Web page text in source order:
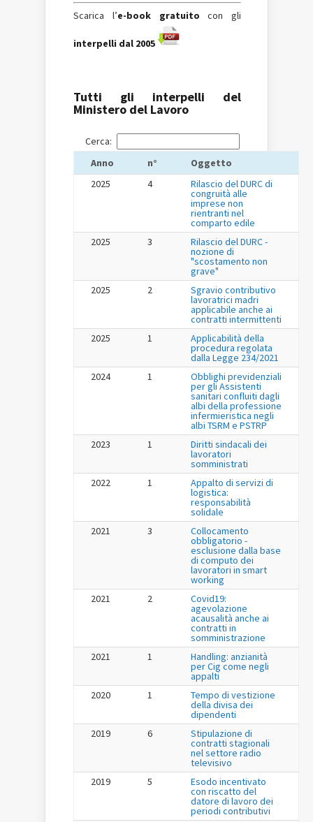
Scarica l’e-book gratuitocon gli
interpelli dal 2005
Tutti gli interpelli del
Ministero del Lavoro
Cerca:
Anno
n°
Oggetto
2025
4 Rilascio del DURC di
congruità alle
imprese non
rientranti nel
comparto edile
2025
3 Rilascio del DURC -
nozione di
"scostamento non
grave"
2025
2 Sgravio contributivo
lavoratrici madri
applicabile anche ai
contratti intermittenti
2025
1 Applicabilità della
procedura regolata
dalla Legge 234/2021
2024
1 Obblighi previdenziali
per gli Assistenti
sanitari confluiti dagli
albi della professione
infermieristica negli
albi TSRM e PSTRP
2023
1 Diritti sindacali dei
lavoratori
somministrati
2022
1 Appalto di servizi di
logistica:
responsabilità
solidale
2021
3 Collocamento
obbligatorio -
esclusione dalla base
di computo dei
lavoratori in smart
working
2021
2 Covid19:
agevolazione
acausalità anche ai
contratti in
somministrazione
2021
1 Handling: anzianità
per Cig come negli
appalti
2020
1 Tempo di vestizione
della divisa dei
dipendenti
2019
6 Stipulazione di
contratti stagionali
nel settore radio
televisivo
2019
5 Esodo incentivato
con riscatto del
datore di lavoro dei
periodi contributivi